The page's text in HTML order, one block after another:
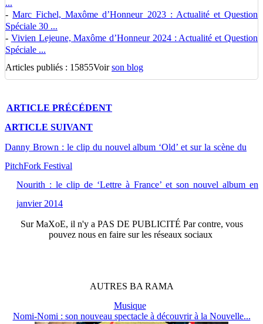
...
-Marc Fichel, Maxôme d’Honneur 2023 : Actualité et Question
Spéciale 30 ...
- Vivien Lejeune, Maxôme d’Honneur 2024 : Actualité et Question
Spéciale ...
Articles publiés : 15855Voirson blog
ARTICLE PRÉCÉDENT
ARTICLE SUIVANT
Danny Brown : le clip du nouvel album ‘Old’ et sur la scène du
PitchFork Festival
Nourith : le clip de ‘Lettre à France’ et son nouvel album en
janvier 2014
SurMaXoE, il n'y a PAS DE PUBLICITÉ Par contre, vous
pouvez nous en faire sur les réseaux sociaux
AUTRES BA RAMA
Musique
Nomi-Nomi : son nouveau spectacle à découvrir à la Nouvelle...